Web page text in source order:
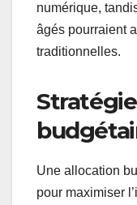
numérique,
âgés pourraient
traditionnelles.
Une allocation
pour maximiser